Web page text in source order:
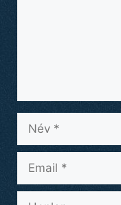
Név
Email
Honlap